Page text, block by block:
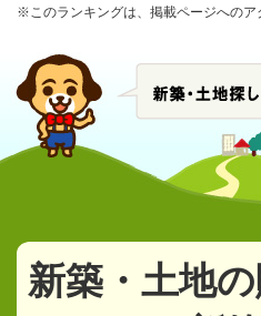
※このランキングは、掲載ページへの
新築・土地